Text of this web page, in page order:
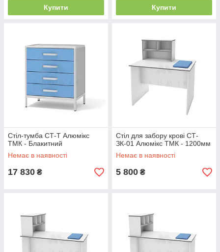
Купити Купити
Стіл-тумба СТ-Т Алюмікс
ТМК - Блакитний
Немає в наявності
17 830 ₴
Стіл для забору крові СТ-
ЗК-01 Алюмікс ТМК - 1200мм
Немає в наявності
5 800 ₴